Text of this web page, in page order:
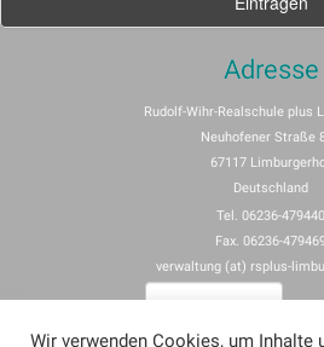
Adresse
Rudolf-Wihr-Realschule plus
Neuhofener Straße
67117
Deutschland
Tel. 06236-479440
Fax. 06236-
verwaltung (at) rsplus-
Wir verwenden Cookies, um Inhalte